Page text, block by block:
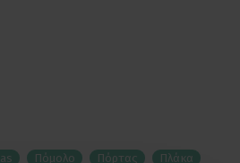
Πόμολο Πόρτας
Πλάκα